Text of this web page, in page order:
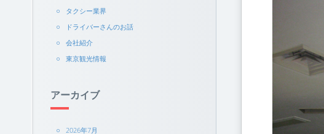
タクシー業界
ドライバーさんのお話
会社紹介
東京観光情報
アーカイブ
2026年7月